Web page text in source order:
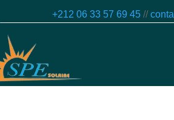
+212 06 33 57 69 45//